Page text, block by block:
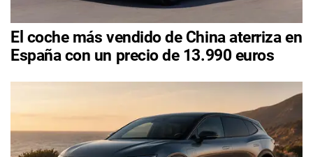
El coche más vendido de China aterriza en
España con un precio de 13.990 euros